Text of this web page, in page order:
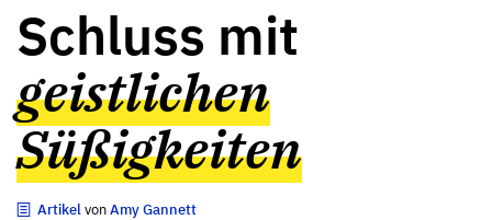
Schluss mit
geistlichen
Süßigkeiten
ArtikelvonAmy Gannett